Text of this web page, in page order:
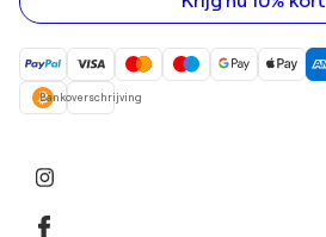
Bankoverschrijving